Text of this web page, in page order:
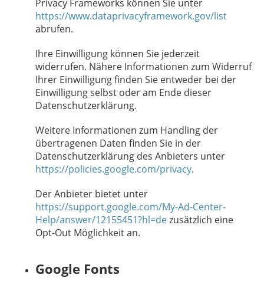
Privacy Frameworks können Sie unter
https://www.dataprivacyframework.gov/list
abrufen.
Ihre Einwilligung können Sie jederzeit
widerrufen. Nähere Informationen zum Widerruf
Ihrer Einwilligung finden Sie entweder bei der
Einwilligung selbst oder am Ende dieser
Datenschutzerklärung.
Weitere Informationen zum Handling der
übertragenen Daten finden Sie in der
Datenschutzerklärung des Anbieters unter
https://policies.google.com/privacy.
Der Anbieter bietet unter
https://support.google.com/My-Ad-Center-
Help/answer/12155451?hl=dezusätzlich eine
Opt-Out Möglichkeit an.
Google Fonts